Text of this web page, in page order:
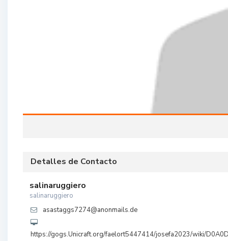
Detalles de Contacto
salinaruggiero
salinaruggiero
asastaggs7274@anonmails.de
https://gogs.Unicraft.org/faelort5447414/josefa2023/wiki/